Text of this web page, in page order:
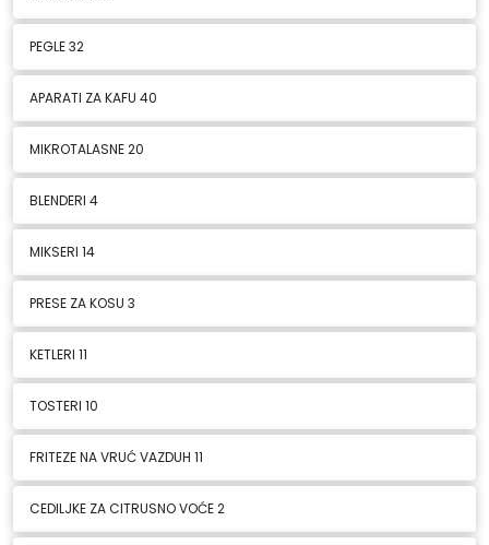
PEGLE32
APARATI ZA KAFU 40
MIKROTALASNE20
BLENDERI 4
MIKSERI 14
PRESE ZA KOSU 3
KETLERI 11
TOSTERI 10
FRITEZE NA VRUĆ VAZDUH 11
CEDILJKE ZA CITRUSNO VOĆE2